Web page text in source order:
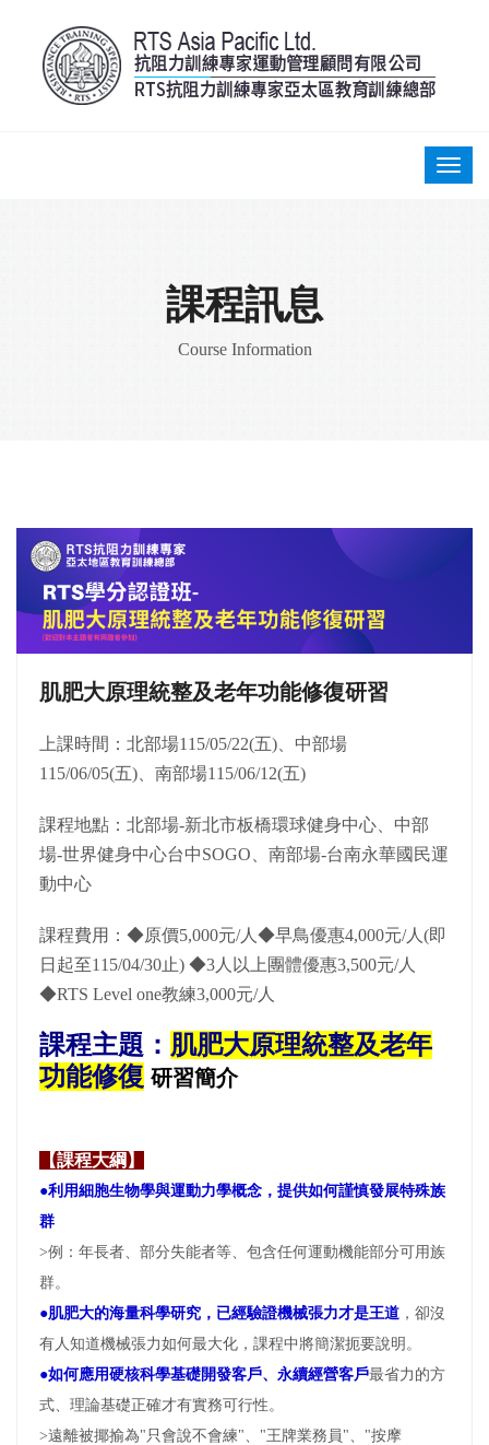
課程訊息
Course Information
肌肥大原理統整及老年功能修復研習
上課時間：北部場115/05/22(五)、中部場
115/06/05(五)、南部場115/06/12(五)
課程地點：北部場-新北市板橋環球健身中心、中部
場-世界健身中心台中SOGO、南部場-台南永華國民運
動中心
課程費用：◆原價5,000元/人◆早鳥優惠4,000元/人(即
日起至115/04/30止) ◆3人以上團體優惠3,500元/人
◆RTS Level one教練3,000元/人
課程主題： 肌肥大原理統整及老年
功能修復 研習簡介
【課程大綱】
●利用細胞生物學與運動力學概念，提供如何謹慎發展特殊族
群
>例：年長者、部分失能者等、包含任何運動機能部分可用族
群。
●肌肥大的海量科學研究，已經驗證機械張力才是王道 ，卻沒
有人知道機械張力如何最大化，課程中將簡潔扼要說明。
●如何應用硬核科學基礎開發客戶、永續經營客戶最省力的方
式、理論基礎正確才有實務可行性。
>遠離被揶揄為"只會說不會練"、"王牌業務員"、"按摩